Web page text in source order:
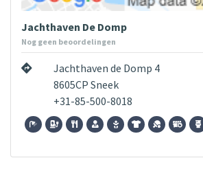
Jachthaven De Domp
Nog geen beoordelingen
Jachthaven de Domp 4
8605CP Sneek
+31-85-500-8018